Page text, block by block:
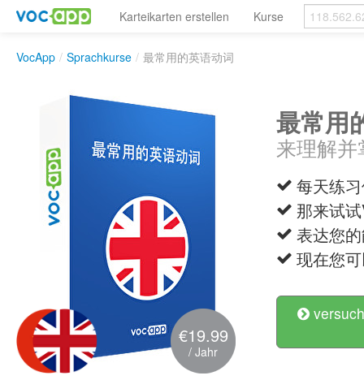
Karteikarten erstellen Kurse
VocApp / Sprachkurse / 最常用的英语动词
€19.99
/ Jahr
最常用
来理解
每天练
那来试
表达您
现在您